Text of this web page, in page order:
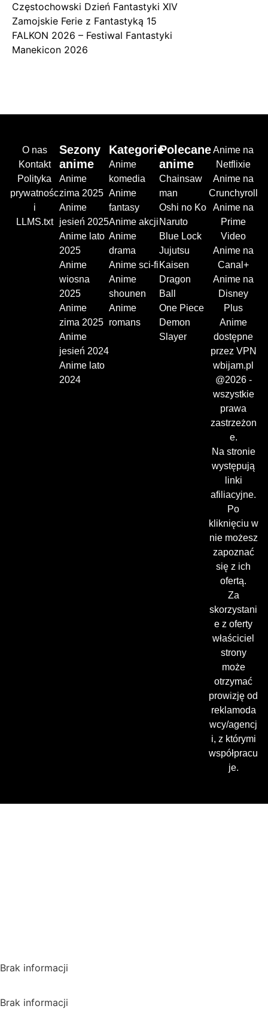
Częstochowski Dzień Fantastyki XIV
Zamojskie Ferie z Fantastyką 15
FALKON 2026 – Festiwal Fantastyki
Manekicon 2026
O nas
Kontakt
Polityka
prywatnośc
i
LLMS.txt
Sezony
anime
Anime
zima 2025
Anime
jesień 2025
Anime lato
2025
Anime
wiosna
2025
Anime
zima 2025
Anime
jesień 2024
Anime lato
2024
Kategorie
Anime
komedia
Anime
fantasy
Anime akcji
Anime
drama
Anime sci-fi
Anime
shounen
Anime
romans
Polecane
anime
Chainsaw
man
Oshi no Ko
Naruto
Blue Lock
Jujutsu
Kaisen
Dragon
Ball
One Piece
Demon
Slayer
Anime na
Netflixie
Anime na
Crunchyroll
Anime na
Prime
Video
Anime na
Canal+
Anime na
Disney
Plus
Anime
dostępne
przez VPN
wbijam.pl
@2026 -
wszystkie
prawa
zastrzeżon
e.
Na stronie
występują
linki
afiliacyjne.
Po
kliknięciu w
nie możesz
zapoznać
się z ich
ofertą.
Za
skorzystani
e z oferty
właściciel
strony
może
otrzymać
prowizję od
reklamoda
wcy/agencj
i, z którymi
współpracu
je.
Brak informacji
Brak informacji